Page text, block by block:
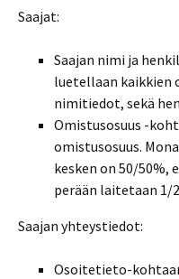
Saajat:
Saajan nimi ja
luetellaan kaikkien
nimitiedot, sekä
Omistusosuus -
omistusosuus.
kesken on 50/
perään laitetaan 1/
Saajan yhteystiedot:
Osoitetieto-